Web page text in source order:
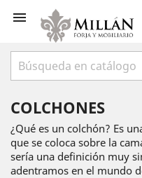

COLCHONES
¿Qué es un colchón? Es
que se coloca sobre la
sería una definición muy
adentramos en el mundo